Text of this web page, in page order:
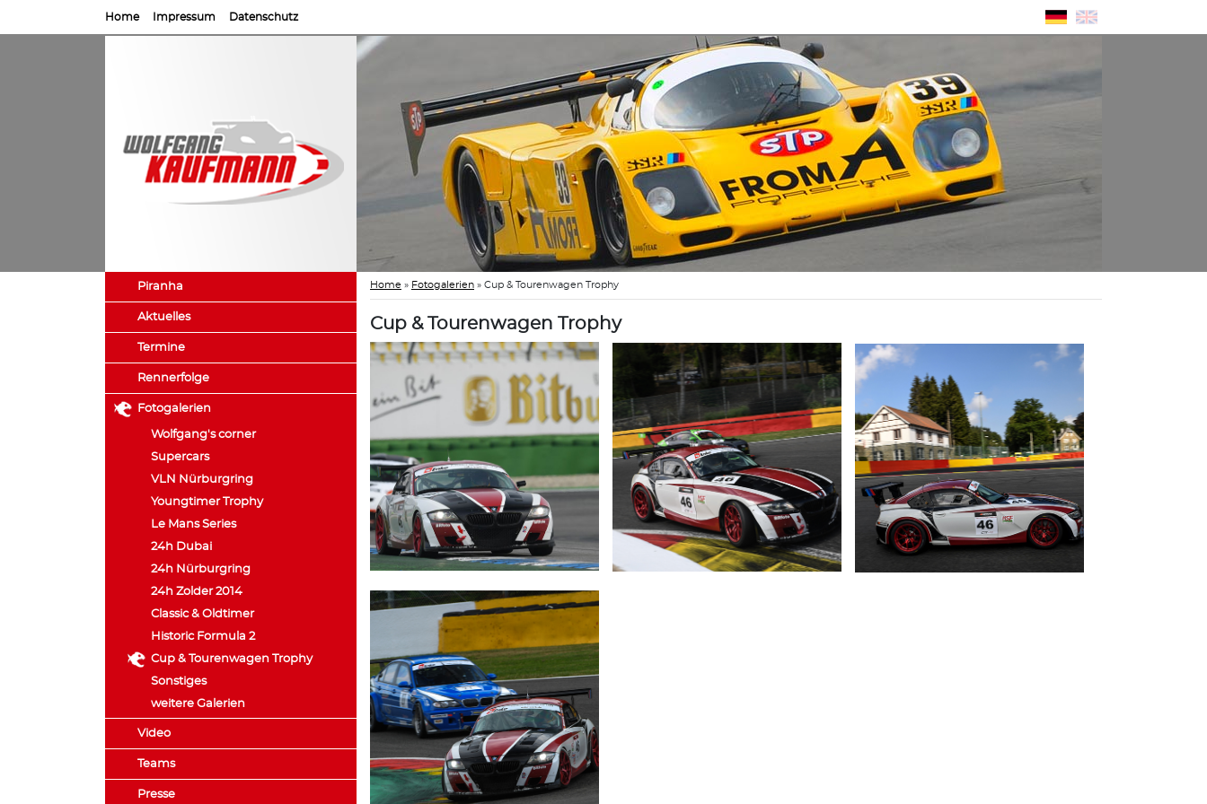
Home Impressum Datenschutz
Piranha
Aktuelles
Termine
Rennerfolge
Fotogalerien
Wolfgang's corner
Supercars
VLN Nürburgring
Youngtimer Trophy
Le Mans Series
24h Dubai
24h Nürburgring
24h Zolder 2014
Classic & Oldtimer
Historic Formula 2
Cup & Tourenwagen Trophy
Sonstiges
weitere Galerien
Video
Teams
Presse
Home » Fotogalerien » Cup & Tourenwagen Trophy
Cup & Tourenwagen Trophy